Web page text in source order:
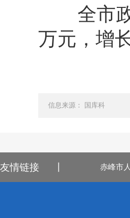
全市政
万元，增
信息来源： 国库科
友情链接 赤峰市